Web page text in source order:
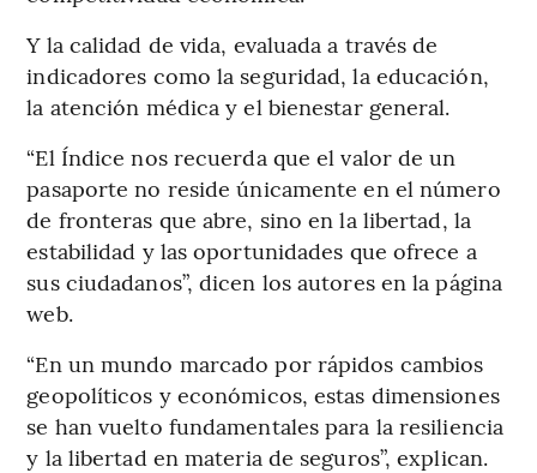
Y la calidad de vida, evaluada a través de
indicadores como la seguridad, la educación,
la atención médica y el bienestar general.
“El Índice nos recuerda que el valor de un
pasaporte no reside únicamente en el número
de fronteras que abre, sino en la libertad, la
estabilidad y las oportunidades que ofrece a
sus ciudadanos”, dicen los autores en la página
web.
“En un mundo marcado por rápidos cambios
geopolíticos y económicos, estas dimensiones
se han vuelto fundamentales para la resiliencia
y la libertad en materia de seguros”, explican.